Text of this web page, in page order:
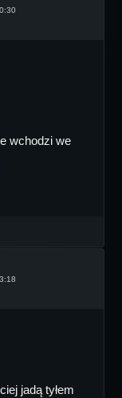
wchodzi we
jadą tyłem